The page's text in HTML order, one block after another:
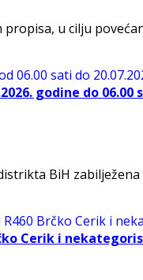
u cilju
godine do 06.00
BiH zabilježena
Cerik i